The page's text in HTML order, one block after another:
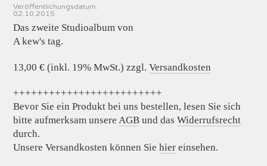
Veröffentlichungsdatum:
02.10.2015
Das zweite Studioalbum von
A kew's tag.
13,00 € (inkl. 19% MwSt.) zzgl.Versandkosten
+++++++++++++++++++++++++
Bevor Sie ein Produkt bei uns bestellen, lesen Sie sich
bitte aufmerksam unsereAGB und dasWiderrufsrecht
durch.
Unsere Versandkosten können Siehier einsehen.